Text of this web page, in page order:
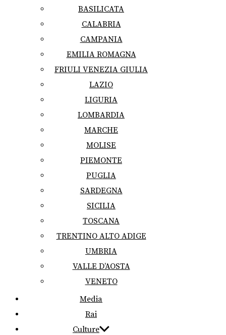
BASILICATA
CALABRIA
CAMPANIA
EMILIA ROMAGNA
FRIULI VENEZIA GIULIA
LAZIO
LIGURIA
LOMBARDIA
MARCHE
MOLISE
PIEMONTE
PUGLIA
SARDEGNA
SICILIA
TOSCANA
TRENTINO ALTO ADIGE
UMBRIA
VALLE D’AOSTA
VENETO
Media
Rai
Culture